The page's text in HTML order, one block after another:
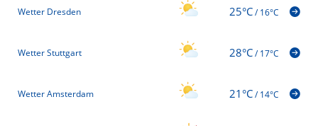
Wetter Dresden 25°C/16°C
Wetter Stuttgart 28°C/17°C
Wetter Amsterdam 21°C/14°C